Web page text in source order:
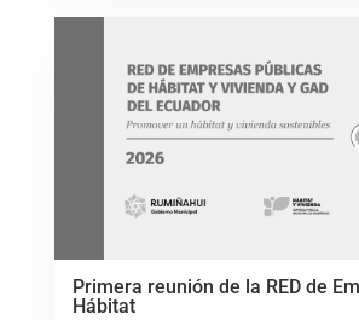
Primera reunión de la RED de
Hábitat